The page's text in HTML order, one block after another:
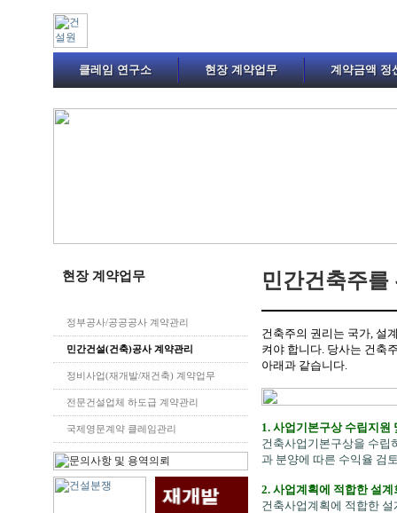
클레임 연구소 현장 계약업무 계약금액 정
현장 계약업무
정부공사/공공공사 계약관리
민간건설(건축)공사 계약관리
정비사업(재개발/재건축) 계약업무
전문건설업체 하도급 계약관리
국제영문계약 클레임관리
민간건축주를
건축주의 권리는 국가, 설
켜야 합니다. 당사는 건축
아래과 같습니다.
1. 사업기본구상 수립지원
건축사업기본구상을 수립
과 분양에 따른 수익율 검
2. 사업계획에 적합한 설
건축사업계획에 적합한